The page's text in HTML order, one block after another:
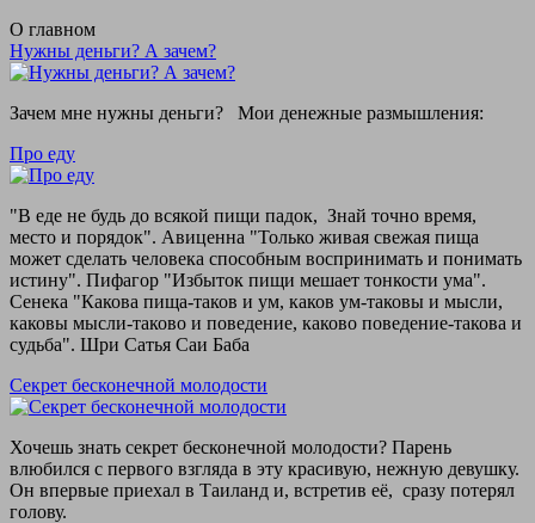
О главном
Нужны деньги? А зачем?
Зачем мне нужны деньги? Мои денежные размышления:
Про еду
"В еде не будь до всякой пищи падок, Знай точно время,
место и порядок". Авиценна "Только живая свежая пища
может сделать человека способным воспринимать и понимать
истину". Пифагор "Избыток пищи мешает тонкости ума".
Сенека "Какова пища-таков и ум, каков ум-таковы и мысли,
каковы мысли-таково и поведение, каково поведение-такова и
судьба". Шри Сатья Саи Баба
Секрет бесконечной молодости
Хочешь знать секрет бесконечной молодости? Парень
влюбился с первого взгляда в эту красивую, нежную девушку.
Он впервые приехал в Таиланд и, встретив её, сразу потерял
голову.